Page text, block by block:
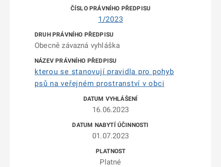
1/2023
Obecně závazná vyhláška
kterou se stanovují pravidla pro pohyb
psů na veřejném prostranství v obci
16.06.2023
01.07.2023
Platné